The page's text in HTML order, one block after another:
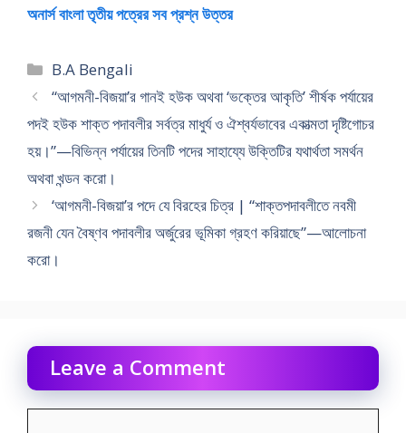
অনার্স বাংলা তৃতীয় পত্রের সব প্রশ্ন উত্তর
Categories
B.A Bengali
“আগমনী-বিজয়া’র গানই হউক অথবা ‘ভক্তের আকৃতি’ শীর্ষক পর্যায়ের
পদই হউক শাক্ত পদাবলীর সর্বত্র মাধুর্য ও ঐশ্বর্যভাবের একাত্মতা দৃষ্টিগোচর
হয়।”—বিভিন্ন পর্যায়ের তিনটি পদের সাহায্যে উক্তিটির যথার্থতা সমর্থন
অথবা খন্ডন করো।
‘আগমনী-বিজয়া’র পদে যে বিরহের চিত্র | “শাক্তপদাবলীতে নবমী
রজনী যেন বৈষ্ণব পদাবলীর অর্জুরের ভূমিকা গ্রহণ করিয়াছে”—আলোচনা
করো।
Leave a Comment